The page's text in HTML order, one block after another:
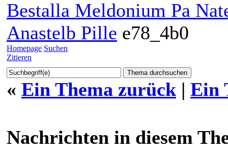
Bestalla Meldonium Pa
Anastelb Pille e78_4b0
Homepage Suchen
Zitieren
« Ein Thema zurück | Ein
Nachrichten in diesem